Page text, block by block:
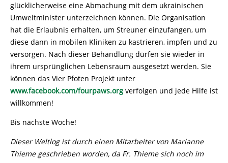
glücklicherweise eine Abmachung mit dem ukrainischen
Umweltminister unterzeichnen können. Die Organisation
hat die Erlaubnis erhalten, um Streuner einzufangen, um
diese dann in mobilen Kliniken zu kastrieren, impfen und zu
versorgen. Nach dieser Behandlung dürfen sie wieder in
ihrem ursprünglichen Lebensraum ausgesetzt werden. Sie
können das Vier Pfoten Projekt unter
www.facebook.com/fourpaws.org verfolgen und jede Hilfe ist
willkommen!
Bis nächste Woche!
Dieser Weltlog ist durch einen Mitarbeiter von Marianne
Thieme geschrieben worden, da Fr. Thieme sich noch im